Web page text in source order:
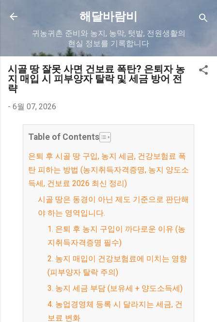
기본 콘텐츠로 건너뛰기
해달바람비
귀농귀촌 준비와 농지, 농막, 텃밭, 전원생활의
현실 정보를 기록합니다
시골 땅 잘못 사면 건보료 폭탄? 은퇴자 농
지 매입 시 피부양자 탈락 및 세금 방어 전
략
- 6월 07, 2026
Table of Contents
은퇴 후 시골 땅 구입, 농지 세금, 건강보험료 폭
탄 피하는 방법 (농지취득자격증명, 농지 양도소
득세, 건보료 2026 최신 정리)
시골 땅은 동경이 아닌 제도 기준으로 판단해
야 하는 영역입니다.
1. 은퇴 후 농지 구입이 까다로운 이유 (농
지취득자격증명 필수)
2. 농지 매입이 건강보험료에 미치는 영향
(피부양자 탈락 주의)
3. 농지 세금 부담 (보유세 + 양도소득세)
4. 농업경영체 등록 시 달라지는 세금, 건
보료 변화